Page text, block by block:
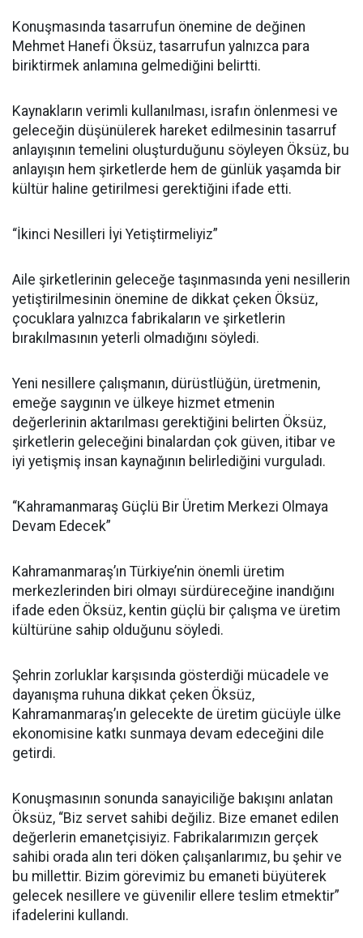
Konuşmasında tasarrufun önemine de değinen
Mehmet Hanefi Öksüz, tasarrufun yalnızca para
biriktirmek anlamına gelmediğini belirtti.
Kaynakların verimli kullanılması, israfın önlenmesi ve
geleceğin düşünülerek hareket edilmesinin tasarruf
anlayışının temelini oluşturduğunu söyleyen Öksüz, bu
anlayışın hem şirketlerde hem de günlük yaşamda bir
kültür haline getirilmesi gerektiğini ifade etti.
“İkinci Nesilleri İyi Yetiştirmeliyiz”
Aile şirketlerinin geleceğe taşınmasında yeni nesillerin
yetiştirilmesinin önemine de dikkat çeken Öksüz,
çocuklara yalnızca fabrikaların ve şirketlerin
bırakılmasının yeterli olmadığını söyledi.
Yeni nesillere çalışmanın, dürüstlüğün, üretmenin,
emeğe saygının ve ülkeye hizmet etmenin
değerlerinin aktarılması gerektiğini belirten Öksüz,
şirketlerin geleceğini binalardan çok güven, itibar ve
iyi yetişmiş insan kaynağının belirlediğini vurguladı.
“Kahramanmaraş Güçlü Bir Üretim Merkezi Olmaya
Devam Edecek”
Kahramanmaraş’ın Türkiye’nin önemli üretim
merkezlerinden biri olmayı sürdüreceğine inandığını
ifade eden Öksüz, kentin güçlü bir çalışma ve üretim
kültürüne sahip olduğunu söyledi.
Şehrin zorluklar karşısında gösterdiği mücadele ve
dayanışma ruhuna dikkat çeken Öksüz,
Kahramanmaraş’ın gelecekte de üretim gücüyle ülke
ekonomisine katkı sunmaya devam edeceğini dile
getirdi.
Konuşmasının sonunda sanayiciliğe bakışını anlatan
Öksüz, “Biz servet sahibi değiliz. Bize emanet edilen
değerlerin emanetçisiyiz. Fabrikalarımızın gerçek
sahibi orada alın teri döken çalışanlarımız, bu şehir ve
bu millettir. Bizim görevimiz bu emaneti büyüterek
gelecek nesillere ve güvenilir ellere teslim etmektir”
ifadelerini kullandı.